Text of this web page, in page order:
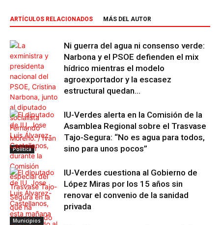
ARTÍCULOS RELACIONADOS MÁS DEL AUTOR
Política
Ni guerra del agua ni consenso verde:
Narbona y el PSOE defienden el mix
hídrico mientras el modelo
agroexportador y la escasez
estructural quedan...
IU-Verdes alerta en la Comisión de la
Asamblea Regional sobre el Trasvase
Tajo-Segura: “No es agua para todos,
sino para unos pocos”
IU-Verdes cuestiona al Gobierno de
López Miras por los 15 años sin
renovar el convenio de la sanidad
privada
Municipios